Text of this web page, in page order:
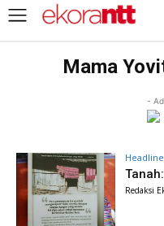
Mama
-
Headline
Redaksi